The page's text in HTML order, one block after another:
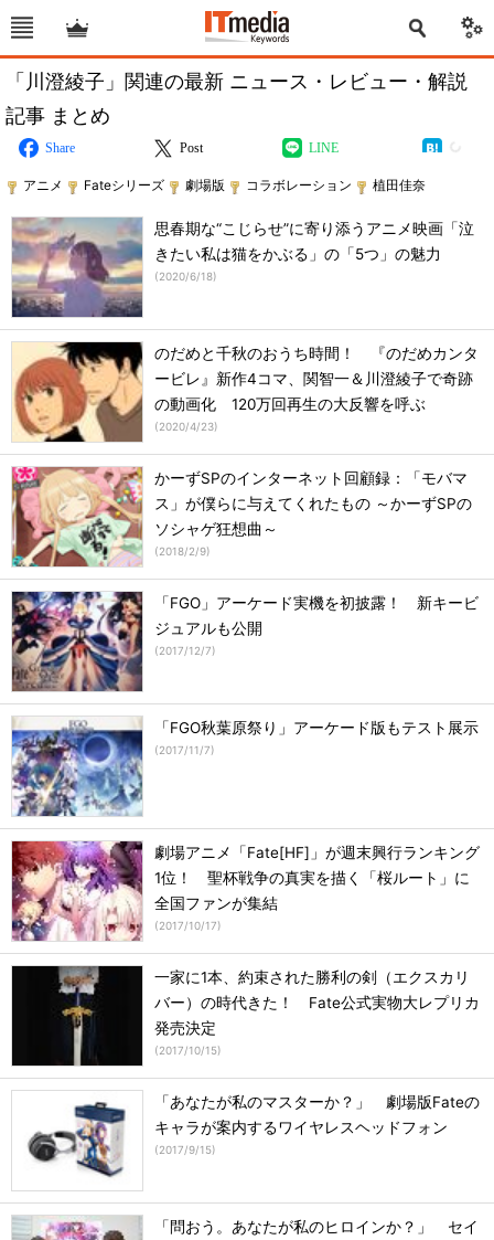
「川澄綾子」関連の最新 ニュース・レビュー・解説
記事 まとめ
Share Post LINE
アニメ Fateシリーズ 劇場版 コラボレーション 植田佳奈
思春期な“こじらせ”に寄り添うアニメ映画「泣
きたい私は猫をかぶる」の「5つ」の魅力
(2020/6/18)
のだめと千秋のおうち時間！ 『のだめカンタ
ービレ』新作4コマ、関智一＆川澄綾子で奇跡
の動画化 120万回再生の大反響を呼ぶ
(2020/4/23)
かーずSPのインターネット回顧録：「モバマ
ス」が僕らに与えてくれたもの ～かーずSPの
ソシャゲ狂想曲～
(2018/2/9)
「FGO」アーケード実機を初披露！ 新キービ
ジュアルも公開
(2017/12/7)
「FGO秋葉原祭り」アーケード版もテスト展示
(2017/11/7)
劇場アニメ「Fate[HF]」が週末興行ランキング
1位！ 聖杯戦争の真実を描く「桜ルート」に
全国ファンが集結
(2017/10/17)
一家に1本、約束された勝利の剣（エクスカリ
バー）の時代きた！ Fate公式実物大レプリカ
発売決定
(2017/10/15)
「あなたが私のマスターか？」 劇場版Fateの
キャラが案内するワイヤレスヘッドフォン
(2017/9/15)
「問おう。あなたが私のヒロインか？」 セイ